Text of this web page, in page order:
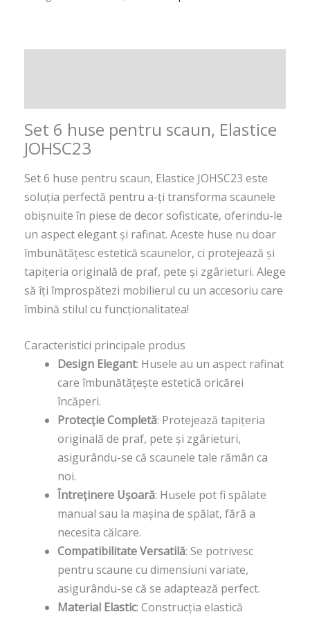
Set 6 huse pentru scaun, Elastice
JOHSC23
Set 6 huse pentru scaun, Elastice JOHSC23 este
soluția perfectă pentru a-ți transforma scaunele
obișnuite în piese de decor sofisticate, oferindu-le
un aspect elegant și rafinat. Aceste huse nu doar
îmbunătățesc estetică scaunelor, ci protejează și
tapițeria originală de praf, pete și zgârieturi. Alege
să îți împrospătezi mobilierul cu un accesoriu care
îmbină stilul cu funcționalitatea!
Caracteristici principale produs
Design Elegant: Husele au un aspect rafinat
care îmbunătățește estetică oricărei
încăperi.
Protecție Completă: Protejează tapițeria
originală de praf, pete și zgârieturi,
asigurându-se că scaunele tale rămân ca
noi.
Întreținere Ușoară: Husele pot fi spălate
manual sau la mașina de spălat, fără a
necesita călcare.
Compatibilitate Versatilă: Se potrivesc
pentru scaune cu dimensiuni variate,
asigurându-se că se adaptează perfect.
Material Elastic: Construcția elastică